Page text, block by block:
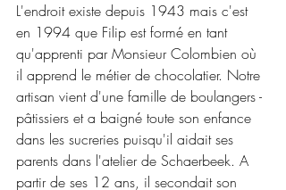
L'endroit existe depuis 1943 mais c'est
en 1994 que Filip est formé en tant
qu'apprenti par Monsieur Colombien où
il apprend le métier de chocolatier. Notre
artisan vient d'une famille de boulangers -
pâtissiers et a baigné toute son enfance
dans les sucreries puisqu'il aidait ses
parents dans l'atelier de Schaerbeek. A
partir de ses 12 ans, il secondait son